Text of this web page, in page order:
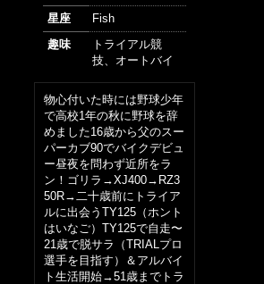
星座
Fish
趣味
トライアル競
技、オートバイ
物心付いた時には野球少年
で高校1年の秋に野球を辞
めました16歳から父のスー
パーカブ90でバイクデビュ
ー昼夜を問わず近所をラ
ン！ゴリラ→XJ400→RZ3
50R→二十歳前にトライア
ルに出会うTY125（ホント
はいなご）TY125で自走〜
21歳で脱サラ（TRIALプロ
選手を目指す）＆アルバイ
ト生活開始→51歳までトラ